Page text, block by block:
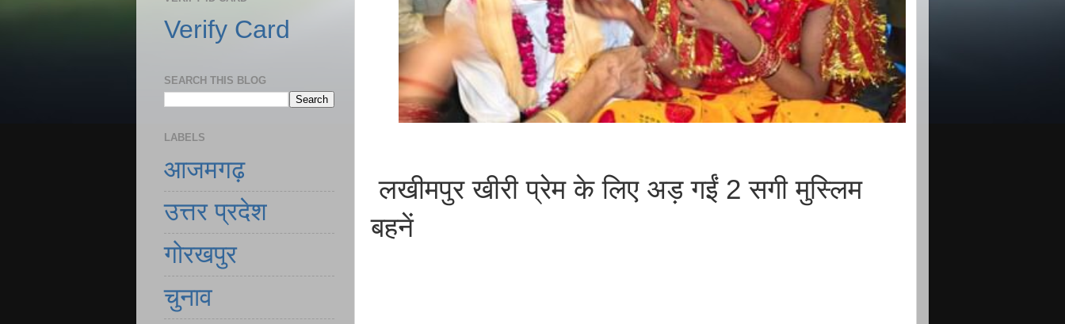
लखीमपुर खीरी प्रेम के लिए अड़ गईं 2 सगी मुस्लिम
बहनें
Verify Card
SEARCH THIS BLOG
LABELS
आजमगढ़
उत्तर प्रदेश
गोरखपुर
चुनाव